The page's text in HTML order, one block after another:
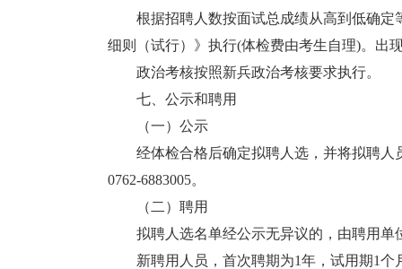
根据招聘人数按面试总成绩从高到低确定
细则（试行）》执行(体检费由考生自理)。出
政治考核按照新兵政治考核要求执行。
七、公示和聘用
（一）公示
经体检合格后确定拟聘人选，并将拟聘人
0762-6883005。
（二）聘用
拟聘人选名单经公示无异议的，由聘用单
新聘用人员，首次聘期为1年，试用期1个